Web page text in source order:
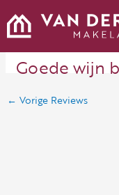
naar
de
Goede wijn
← Vorige Reviews